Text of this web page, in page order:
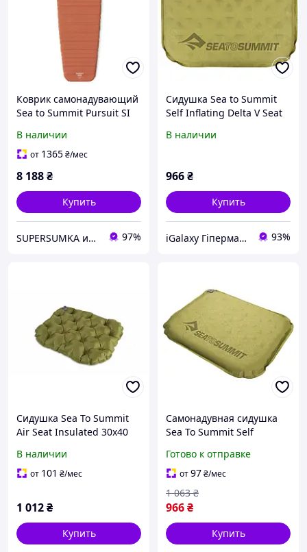
Коврик самонадувающий
Sea to Summit Pursuit SI
В наличии
от 1365₴/мес
8 188₴
Купить
SUPERSUMKA интернет магазин 97%
Сидушка Sea to Summit
Self Inflating Delta V Seat
В наличии
966₴
Купить
iGalaxy Гіпермаркет подарунків 93%
Сидушка Sea To Summit
Air Seat Insulated 30х40
Polyester
В наличии
от 101 ₴/мес
1 012₴
Купить
Самонадувная сидушка
Sea To Summit Self
Olive, 40 см х 30 см х 4 см
9327-VO
Готово к отправке
от97₴/мес
966₴
1 063 ₴
Купить